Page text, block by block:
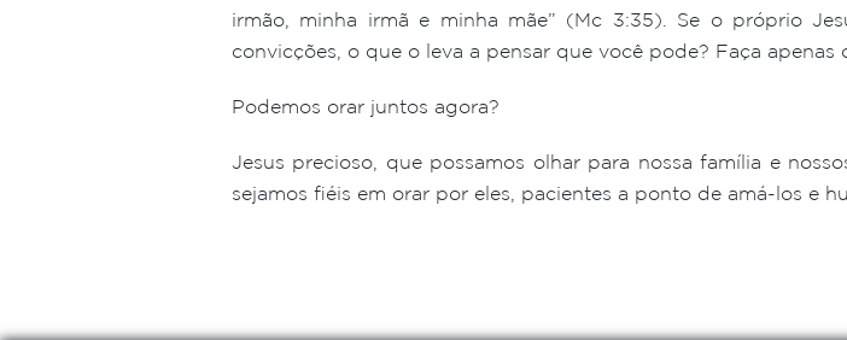
irmão, minha irmã e minha mãe” (Mc 3:35). Se o próprio
convicções, o que o leva a pensar que você pode? Faça apenas
Podemos orar juntos agora?
Jesus precioso, que possamos olhar para nossa família e
sejamos fiéis em orar por eles, pacientes a ponto de amá-los e